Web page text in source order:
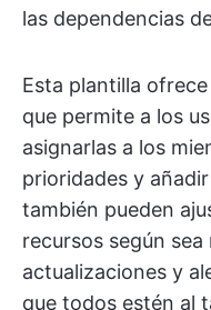
las dependencias
Esta plantilla
que permite a los
asignarlas a los
prioridades y
también pueden
recursos según
actualizaciones y
que todos estén al